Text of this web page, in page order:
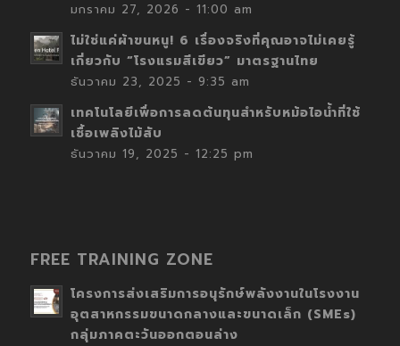
มกราคม 27, 2026 - 11:00 am
ไม่ใช่แค่ผ้าขนหนู! 6 เรื่องจริงที่คุณอาจไม่เคยรู้
เกี่ยวกับ “โรงแรมสีเขียว” มาตรฐานไทย
ธันวาคม 23, 2025 - 9:35 am
เทคโนโลยีเพื่อการลดต้นทุนสำหรับหม้อไอน้ำที่ใช้
เชื้อเพลิงไม้สับ
ธันวาคม 19, 2025 - 12:25 pm
FREE TRAINING ZONE
โครงการส่งเสริมการอนุรักษ์พลังงานในโรงงาน
อุตสาหกรรมขนาดกลางและขนาดเล็ก (SMEs)
กลุ่มภาคตะวันออกตอนล่าง